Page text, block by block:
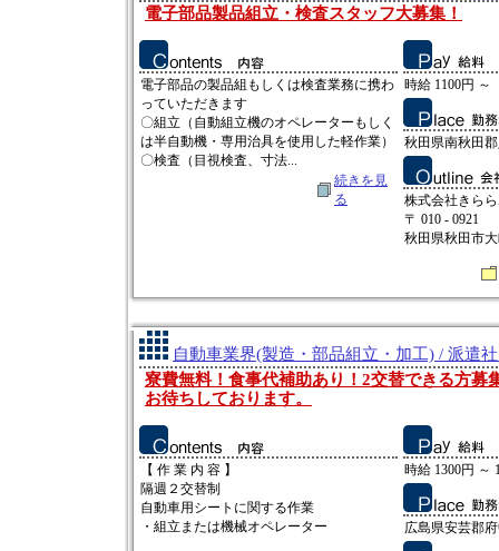
電子部品製品組立・検査スタッフ大募集！
電子部品の製品組もしくは検査業務に携わ
っていただきます
〇組立（自動組立機のオペレーターもしく
は半自動機・専用治具を使用した軽作業）
〇検査（目視検査、寸法...
続きを見
る
時給 1100円 ～
秋田県南秋田
株式会社きら
〒 010 - 0921
秋田県秋田市
自動車業界(製造・部品組立・加工) / 派遣
寮費無料！食事代補助あり！2交替できる方募
お待ちしております。
【 作 業 内 容 】
隔週２交替制
自動車用シートに関する作業
・組立または機械オペレーター
時給 1300円 ～
広島県安芸郡